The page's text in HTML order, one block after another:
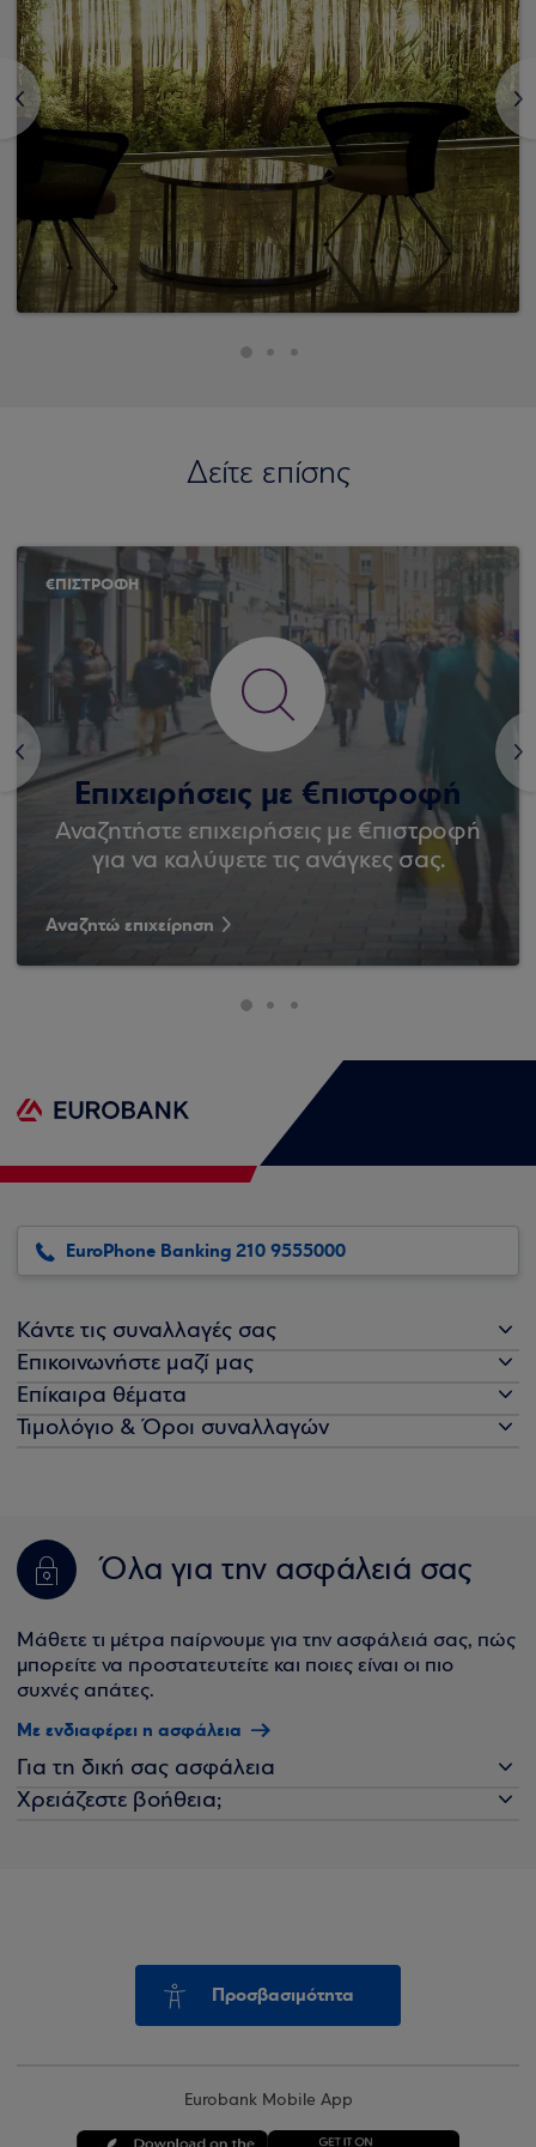
< >
Δείτε επίσης
<
€ΠΙΣΤΡΟΦΗ
Επιχειρήσεις με €πιστροφή
Αναζητήστε επιχειρήσεις με €πιστροφή
για να καλύψετε τις ανάγκες σας.
Αναζητώ επιχείρηση
>
EuroPhone Banking 210 9555000
Κάντε τις συναλλαγές σας
Επικοινωνήστε μαζί μας
Επίκαιρα θέματα
Τιμολόγιο & Όροι συναλλαγών
Όλα για την ασφάλειά σας
Μάθετε τι μέτρα παίρνουμε για την ασφάλειά σας, πώς
μπορείτε να προστατευτείτε και ποιες είναι οι πιο
συχνές απάτες.
Με ενδιαφέρει η ασφάλεια
Για τη δική σας ασφάλεια
Χρειάζεστε βοήθεια;
Προσβασιμότητα
Eurobank Mobile App